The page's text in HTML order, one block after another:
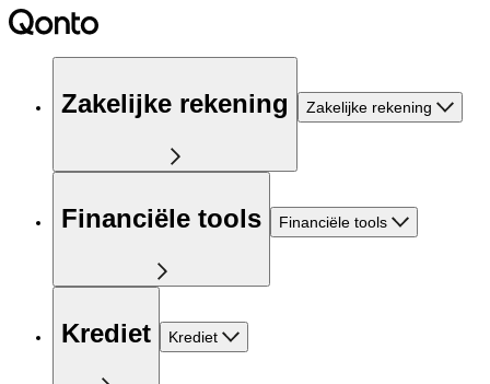
Zakelijke rekening Zakelijke rekening
Financiële tools Financiële tools
Krediet Krediet